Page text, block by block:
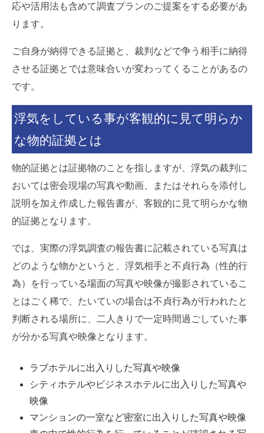
応や活用法も含めて調査プランのご提案をする必要があ
ります。
ご自身が納得できる証拠と、裁判などで争う相手に納得
させる証拠とでは意味合いが変わってくることがあるの
です。
浮気をしている事が客観的に見て明らか
な物的証拠とは
物的証拠とは証拠物のことを指しますが、浮気の裁判に
おいては密会現場の写真や動画、またはそれらを添付し
説明を加え作成した報告書が、客観的に見て明らかな物
的証拠となります。
では、実際の浮気調査の報告書に記載されている写真は
どのような物かというと、浮気相手と不貞行為（性的行
為）を行っている場面の写真や映像が撮影されているこ
とはごく稀で、たいていの場合は不貞行為が行われたと
判断される場所に、二人きりで一定時間過ごしていた事
が分かる写真や映像となります。
ラブホテルに出入りした写真や映像
シティホテルやビジネスホテルに出入りした写真や
映像
マンションの一室など密室に出入りした写真や映像